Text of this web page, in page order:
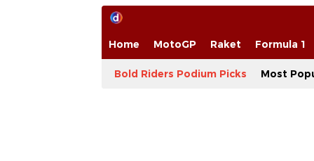
Home MotoGP Raket Formula 1
Bold Riders Podium Picks Most